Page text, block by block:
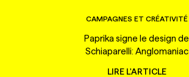
CAMPAGNES ET CRÉATIVITÉ
Paprika signe le design de
Schiaparelli: Anglomaniac
LIRE L'ARTICLE